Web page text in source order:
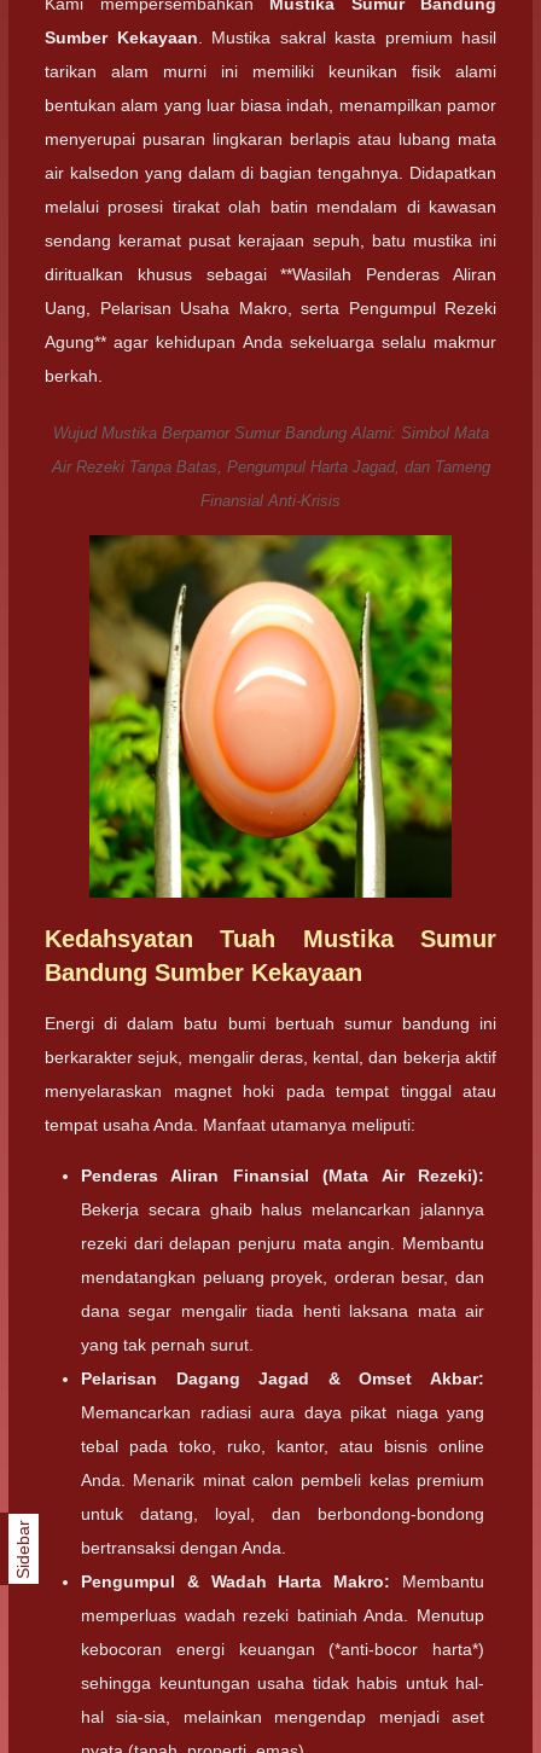
Sumber Kekayaan . Mustika sakral kasta premium hasil
tarikan alam murni ini memiliki keunikan fisik alami
bentukan alam yang luar biasa indah, menampilkan pamor
menyerupai pusaran lingkaran berlapis atau lubang mata
air kalsedon yang dalam di bagian tengahnya. Didapatkan
melalui prosesi tirakat olah batin mendalam di kawasan
sendang keramat pusat kerajaan sepuh, batu mustika ini
diritualkan khusus sebagai **Wasilah Penderas Aliran
Uang, Pelarisan Usaha Makro, serta Pengumpul Rezeki
Agung** agar kehidupan Anda sekeluarga selalu makmur
berkah.
Wujud Mustika Berpamor Sumur Bandung Alami: Simbol Mata
Air Rezeki Tanpa Batas, Pengumpul Harta Jagad, dan Tameng
Finansial Anti-Krisis
Kedahsyatan Tuah Mustika Sumur
Bandung Sumber Kekayaan
Energi di dalam batu bumi bertuah sumur bandung ini
berkarakter sejuk, mengalir deras, kental, dan bekerja aktif
menyelaraskan magnet hoki pada tempat tinggal atau
tempat usaha Anda. Manfaat utamanya meliputi:
Penderas Aliran Finansial (Mata Air Rezeki):
Bekerja secara ghaib halus melancarkan jalannya
rezeki dari delapan penjuru mata angin. Membantu
mendatangkan peluang proyek, orderan besar, dan
dana segar mengalir tiada henti laksana mata air
yang tak pernah surut.
Pelarisan Dagang Jagad & Omset Akbar:
Memancarkan radiasi aura daya pikat niaga yang
tebal pada toko, ruko, kantor, atau bisnis online
Anda. Menarik minat calon pembeli kelas premium
untuk datang, loyal, dan berbondong-bondong
bertransaksi dengan Anda.
Pengumpul & Wadah Harta Makro: Membantu
memperluas wadah rezeki batiniah Anda. Menutup
kebocoran energi keuangan (*anti-bocor harta*)
sehingga keuntungan usaha tidak habis untuk hal-
hal sia-sia, melainkan mengendap menjadi aset
Sidebar